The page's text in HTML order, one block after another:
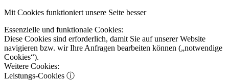
Mit Cookies funktioniert unsere Seite besser
Essenzielle und funktionale Cookies:
Diese Cookies sind erforderlich, damit Sie auf unserer Website
navigieren bzw. wir Ihre Anfragen bearbeiten können („notwendige
Cookies“).
Weitere Cookies:
Leistungs-Cookies ⓘ